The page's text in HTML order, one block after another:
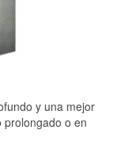
y una mejor
prolongado o en